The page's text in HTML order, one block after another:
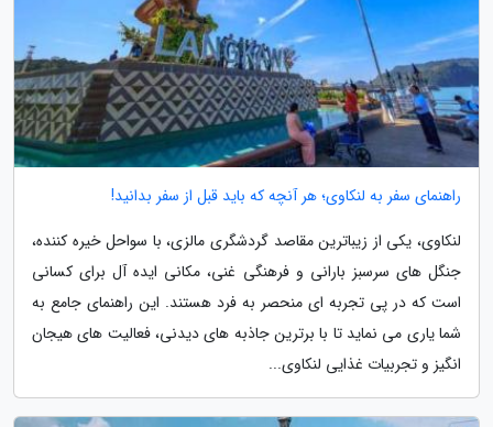
راهنمای سفر به لنکاوی؛ هر آنچه که باید قبل از سفر بدانید!
لنکاوی، یکی از زیباترین مقاصد گردشگری مالزی، با سواحل خیره کننده،
جنگل های سرسبز بارانی و فرهنگی غنی، مکانی ایده آل برای کسانی
است که در پی تجربه ای منحصر به فرد هستند. این راهنمای جامع به
شما یاری می نماید تا با برترین جاذبه های دیدنی، فعالیت های هیجان
انگیز و تجربیات غذایی لنکاوی...